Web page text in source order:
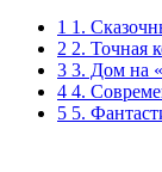
1 1.
2 2. Точная
3 3. Дом на
4 4.
5 5.